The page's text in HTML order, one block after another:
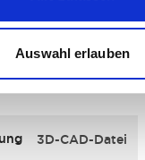
Auswahl erlauben
Dateien
3D-CAD-Datei